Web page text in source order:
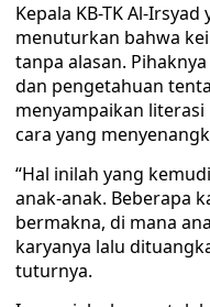
Kepala KB-TK Al-
menuturkan bahwa
tanpa alasan.
dan pengetahuan
menyampaikan
cara yang
“Hal inilah yang
anak-anak. Beberapa
bermakna, di mana
karyanya lalu
tuturnya.